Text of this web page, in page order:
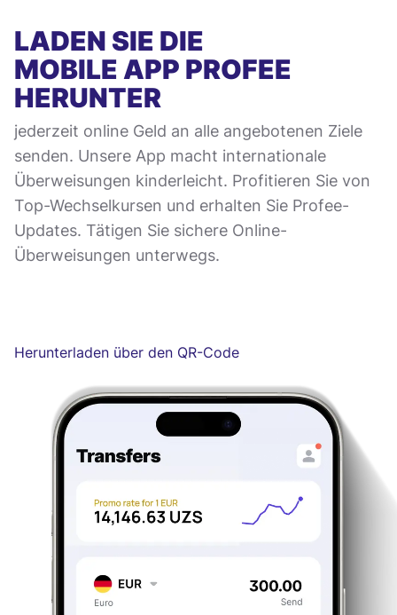
LADEN SIE DIE
MOBILE APP PROFEE
HERUNTER
jederzeit online Geld an alle angebotenen Ziele
senden. Unsere App macht internationale
Überweisungen kinderleicht. Profitieren Sie von
Top-Wechselkursen und erhalten Sie Profee-
Updates. Tätigen Sie sichere Online-
Überweisungen unterwegs.
Herunterladen über den QR-Code